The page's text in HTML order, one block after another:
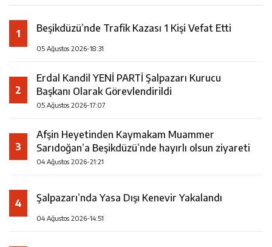
1 Beşikdüzü’nde Trafik Kazası 1 Kişi Vefat Etti
05 Ağustos 2026-18:31
2
Erdal Kandil YENİ PARTİ Şalpazarı Kurucu
Başkanı Olarak Görevlendirildi
05 Ağustos 2026-17:07
3
Afşin Heyetinden Kaymakam Muammer
Sarıdoğan’a Beşikdüzü’nde hayırlı olsun ziyareti
04 Ağustos 2026-21:21
4 Şalpazarı’nda Yasa Dışı Kenevir Yakalandı
04 Ağustos 2026-14:51